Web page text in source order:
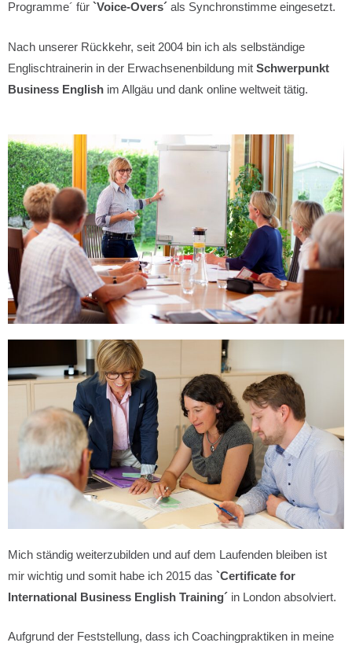
Programme´ für `Voice-Overs´ als Synchronstimme eingesetzt.
Nach unserer Rückkehr, seit 2004 bin ich als selbständige
Englischtrainerin in der Erwachsenenbildung mit Schwerpunkt
Business English im Allgäu und dank online weltweit tätig.
Mich ständig weiterzubilden und auf dem Laufenden bleiben ist
mir wichtig und somit habe ich 2015 das `Certificate for
International Business English Training´ in London absolviert.
Aufgrund der Feststellung, dass ich Coachingpraktiken in meine